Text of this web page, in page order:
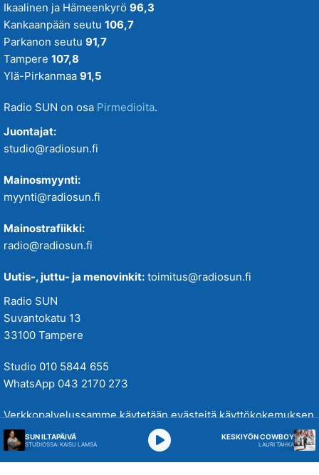
Ikaalinen ja Hämeenkyrö 96,3
Kankaanpään seutu 106,7
Parkanon seutu 91,7
Tampere 107,8
Ylä-Pirkanmaa 91,5
Radio SUN on osa Pirmedioita.
Juontajat:
studio@radiosun.fi
Mainosmyynti:
myynti@radiosun.fi
Mainostrafiikki:
radio@radiosun.fi
Uutis-, juttu- ja menovinkit: toimitus@radiosun.fi
Radio SUN
Suvantokatu 13
33100 Tampere
Studio 010 5844 655
WhatsApp 043 2170 273
Verkkopalvelussamme käytetään evästeitä käyttökokemuksen
parantamiseksi. Tutustu tietosuojakäytäntöihimmetäällä.
SUN ILTAPÄIVÄ
STUDIOSSA: KAISU LÄMSÄ
KESKIYÖN COWBOY
LAURI TÄHKÄ